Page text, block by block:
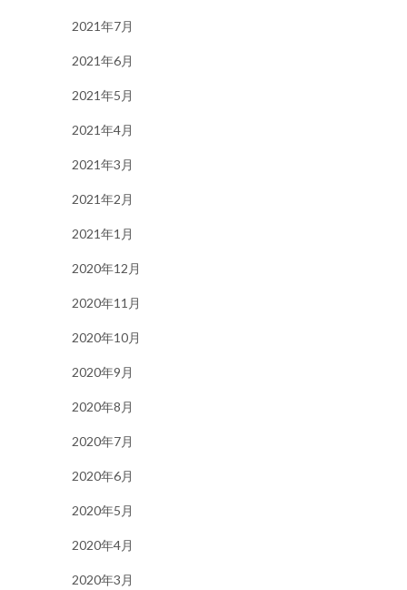
2021年7月
2021年6月
2021年5月
2021年4月
2021年3月
2021年2月
2021年1月
2020年12月
2020年11月
2020年10月
2020年9月
2020年8月
2020年7月
2020年6月
2020年5月
2020年4月
2020年3月